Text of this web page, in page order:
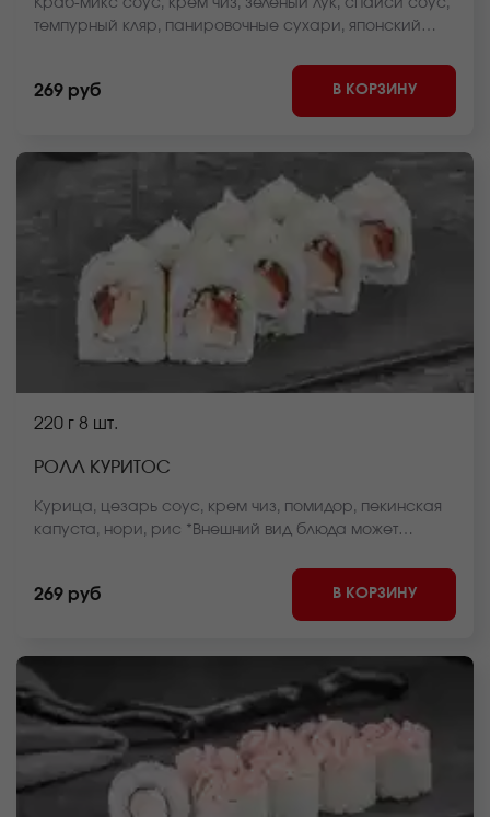
Краб-микс соус, крем чиз, зеленый лук, спайси соус,
темпурный кляр, панировочные сухари, японский
269 руб В КОРЗИНУ
220 г 8 шт.
РОЛЛ КУРИТОС
Курица, цезарь соус, крем чиз, помидор, пекинская
капуста, нори, рис *Внешний вид блюда может
269 руб В КОРЗИНУ